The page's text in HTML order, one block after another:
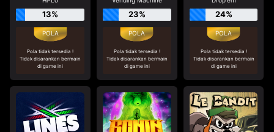
13%
Pola tidak tersedia !
Tidak disarankan bermain
di game ini
23%
Pola tidak tersedia !
Tidak disarankan bermain
di game ini
24%
Pola tidak tersedia !
Tidak disarankan bermain
di game ini